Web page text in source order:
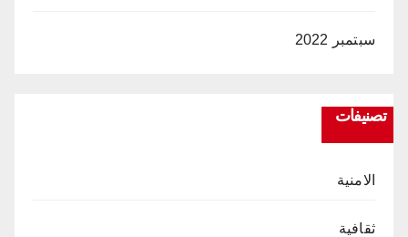
سبتمبر 2022
تصنيفات
الامنية
ثقافية